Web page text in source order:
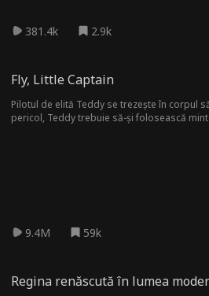
381.4k 2.9k
Fly, Little Captain
Pilotul de elită Teddy se trezește în corpul
pericol, Teddy trebuie să-și folosească
9.4M 59k
Regina renăscută în lumea